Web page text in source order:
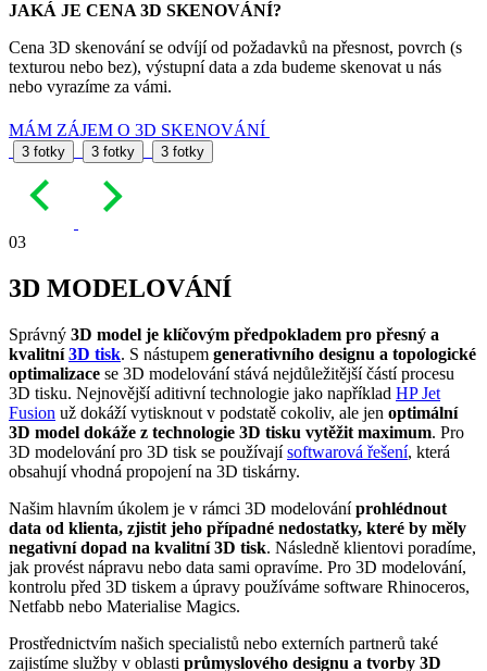
JAKÁ JE CENA 3D SKENOVÁNÍ?
Cena 3D skenování se odvíjí od požadavků na přesnost, povrch (s
texturou nebo bez), výstupní data a zda budeme skenovat u nás
nebo vyrazíme za vámi.
MÁM ZÁJEM O 3D SKENOVÁNÍ
3 fotky 3 fotky 3 fotky
03
3D MODELOVÁNÍ
Správný 3D model je klíčovým předpokladem pro přesný a
kvalitní3D tisk. S nástupem generativního designu a topologické
optimalizace se 3D modelování stává nejdůležitější částí procesu
3D tisku. Nejnovější aditivní technologie jako například HP Jet
Fusion už dokáží vytisknout v podstatě cokoliv, ale jen optimální
3D model dokáže z technologie 3D tisku vytěžit maximum. Pro
3D modelování pro 3D tisk se používajísoftwarová řešení, která
obsahují vhodná propojení na 3D tiskárny.
Našim hlavním úkolem je v rámci 3D modelováníprohlédnout
data od klienta, zjistit jeho případné nedostatky, které by měly
negativní dopad na kvalitní 3D tisk. Následně klientovi poradíme,
jak provést nápravu nebo data sami opravíme. Pro 3D modelování,
kontrolu před 3D tiskem a úpravy používáme software Rhinoceros,
Netfabb nebo Materialise Magics.
Prostřednictvím našich specialistů nebo externích partnerů také
zajistíme služby v oblasti průmyslového designu a tvorby 3D